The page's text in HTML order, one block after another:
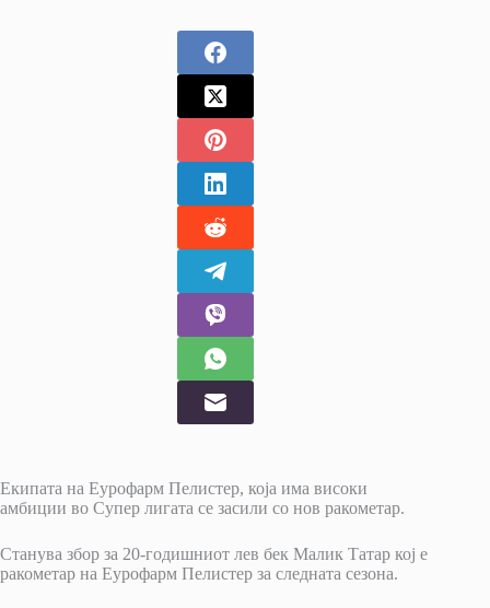
Екипата на Еурофарм Пелистер, која има високи
амбиции во Супер лигата се засили со нов ракометар.
Станува збор за 20-годишниот лев бек Малик Татар кој е
ракометар на Еурофарм Пелистер за следната сезона.